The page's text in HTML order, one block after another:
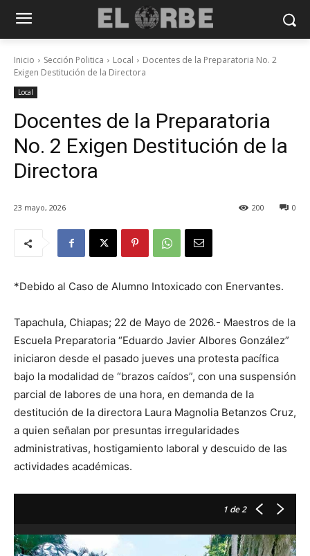
Inicio Sección Politica Local
Docentes de la Preparatoria No. 2
Exigen Destitución de la Directora
Local
Docentes de la Preparatoria
No. 2 Exigen Destitución de la
Directora
23 mayo, 2026 0
200
*Debido al Caso de Alumno Intoxicado con Enervantes.
Tapachula, Chiapas; 22 de Mayo de 2026.- Maestros de la
Escuela Preparatoria “Eduardo Javier Albores González”
iniciaron desde el pasado jueves una protesta pacífica
bajo la modalidad de “brazos caídos”, con una suspensión
parcial de labores de una hora, en demanda de la
destitución de la directora Laura Magnolia Betanzos Cruz,
a quien señalan por presuntas irregularidades
administrativas, hostigamiento laboral y descuido de las
actividades académicas.
1 de 2